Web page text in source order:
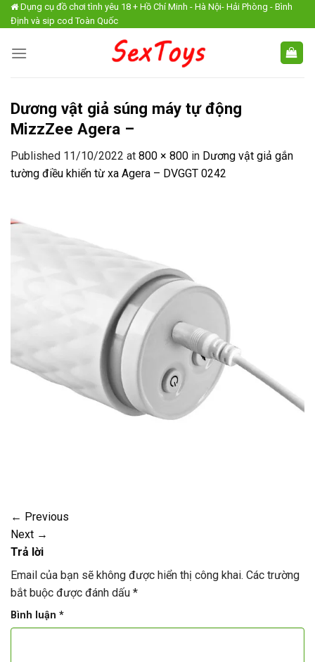
Skip
to
Dụng cụ đồ chơi tình yêu 18 + Hồ Chí Minh - Hà Nội- Hải Phòng - Bình
Định và sip cod Toàn Quốc
Dương vật giả súng máy tự động
MizzZee Agera –
Published 11/10/2022 at 800 × 800 in Dương vật giả gắn
tường điều khiển từ xa Agera – DVGGT 0242
← Previous
Next →
Trả lời
Email của bạn sẽ không được hiển thị công khai. Các trường
bắt buộc được đánh dấu *
Bình luận *